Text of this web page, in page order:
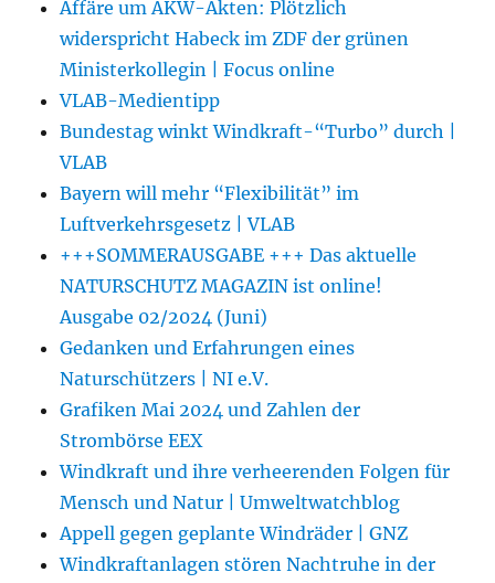
Affäre um AKW-Akten: Plötzlich
widerspricht Habeck im ZDF der grünen
Ministerkollegin | Focus online
VLAB-Medientipp
Bundestag winkt Windkraft-“Turbo” durch |
VLAB
Bayern will mehr “Flexibilität” im
Luftverkehrsgesetz | VLAB
+++SOMMERAUSGABE +++ Das aktuelle
NATURSCHUTZ MAGAZIN ist online!
Ausgabe 02/2024 (Juni)
Gedanken und Erfahrungen eines
Naturschützers | NI e.V.
Grafiken Mai 2024 und Zahlen der
Strombörse EEX
Windkraft und ihre verheerenden Folgen für
Mensch und Natur | Umweltwatchblog
Appell gegen geplante Windräder | GNZ
Windkraftanlagen stören Nachtruhe in der